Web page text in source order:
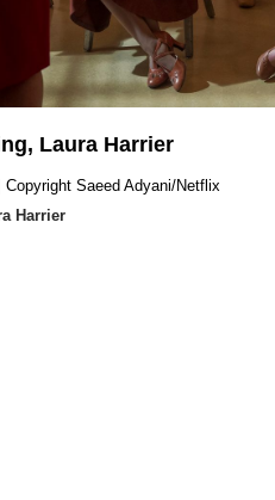
Laura Harrier
Copyright Saeed Adyani/Netflix
Harrier